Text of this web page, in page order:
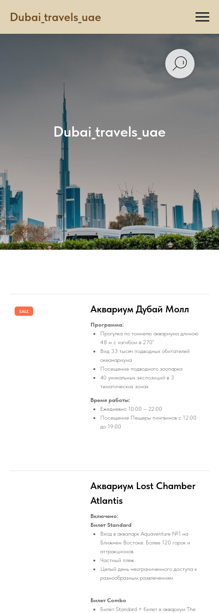
Dubai_travels_uae
Dubai_travels_uae
SALE Аквариум Дубай Молл
Программа:
Прогулка по тоннелю аквариума длиною
48 м с изгибом в 270˚
Вид 33 тысяч подводных обитателей
океанариума
Посещение подводного зоопарка
40 уникальных экспозиций в 3
тематических зонах
Время работы:
Ежедневно 10:00 – 22:00
Посещение Пещеры пингвинов с 12:00
до 19:00
Аквариум Lost Chamber
Atlantis
Включено:
Билет Standard
Вход в аквапарк Aquaventure №1 на
Ближнем Востоке. Более 120 горок и
аттракционов
Частный пляж
Целый день неограниченного доступа к
разнообразным развлечениям
Билет Combo
Билет Standard + билет в аквариум The